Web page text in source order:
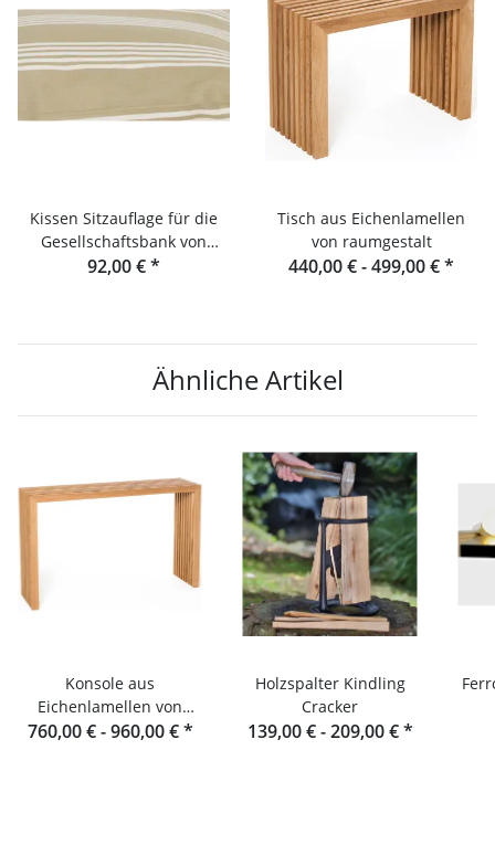
Kissen Sitzauflage für die
Gesellschaftsbank von
raumgestalt
92,00 €*
Tisch aus Eichenlamellen
von raumgestalt
440,00 € -499,00 €*
Ähnliche Artikel
Konsole aus
Eichenlamellen von
Raumgestalt aus dem
760,00 € -960,00 €*
Holzspalter Kindling
Cracker
139,00 € -209,00 €*